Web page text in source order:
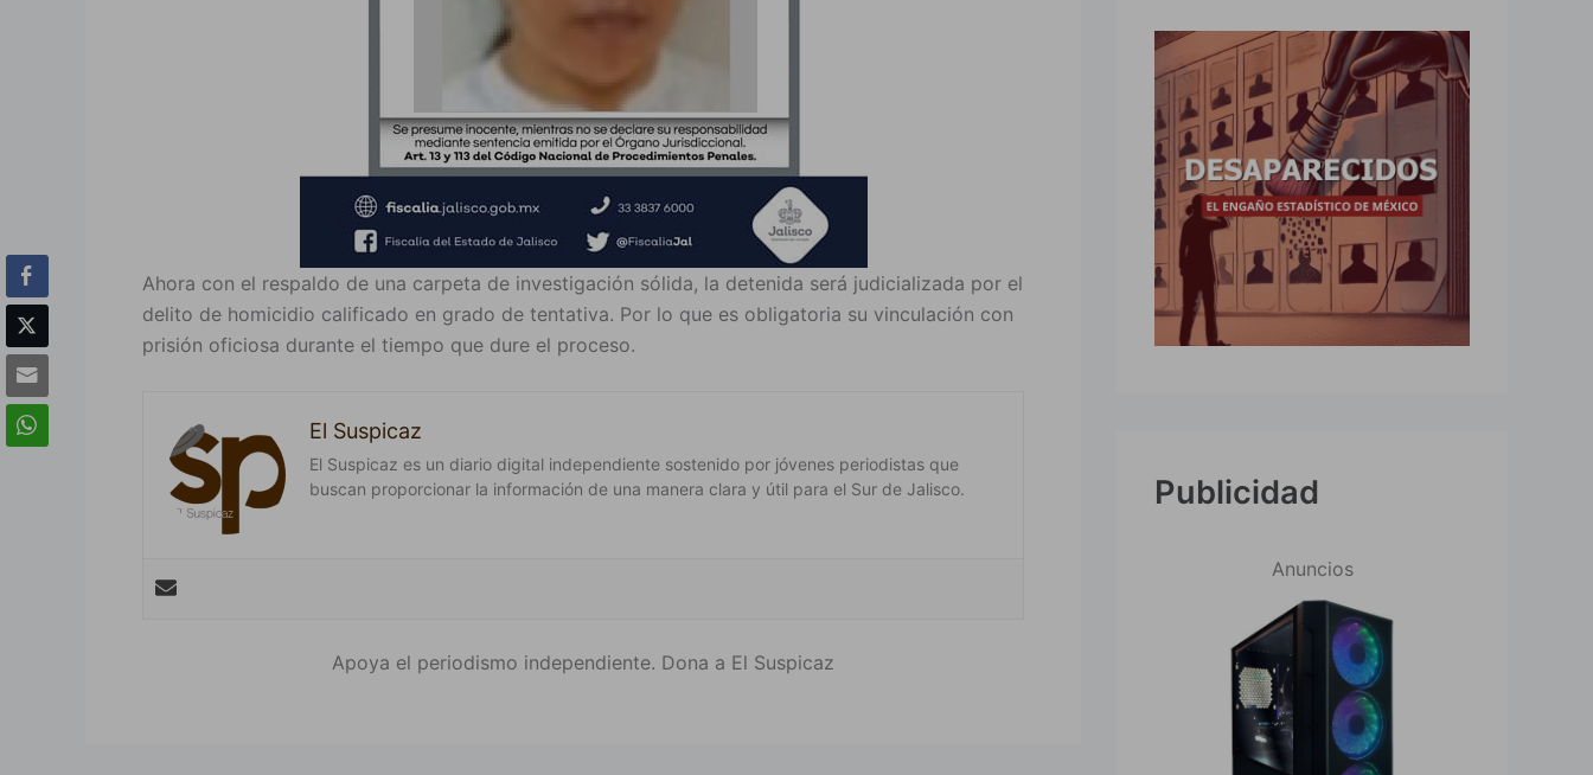
Ahora con el respaldo de una carpeta de investigación sólida, la detenida será judicializada por el
delito de homicidio calificado en grado de tentativa. Por lo que es obligatoria su vinculación con
prisión oficiosa durante el tiempo que dure el proceso.
El Suspicaz
El Suspicaz es un diario digital independiente sostenido por jóvenes periodistas que
buscan proporcionar la información de una manera clara y útil para el Sur de Jalisco.
Apoya el periodismo independiente. Dona a El Suspicaz
Publicidad
Anuncios